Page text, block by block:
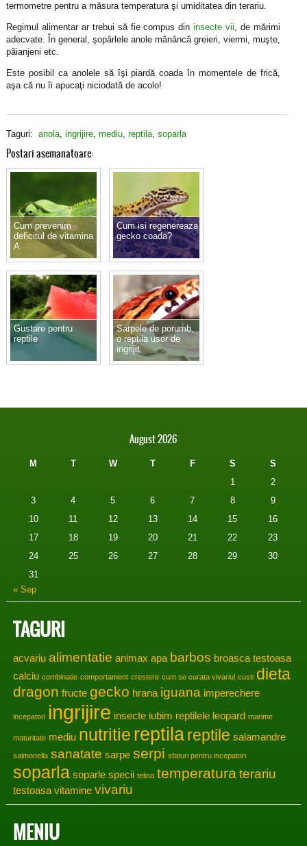
termometre pentru a măsura temperatura şi umiditatea din terariu.
Regimul alimentar ar trebui să fie compus din insecte vii, de mărimi
adecvate. În general, şopârlele anole mănâncă greieri, viermi, muşte,
păianjeni etc.
Este posibil ca anolele să îşi piardă coada în momentele de frică,
aşa că nu îi apucaţi niciodată de acolo!
Taguri: anola, ingrijire, mediu, reptila, soparla
Postari asemanatoare:
Cum prevenim
deficitul de vitamina
A
Cum isi regenereaza
gecko coada?
Gustare pentru
reptile
Sarpele de porumb,
o reptila usor de
ingrijit
August 2026
M T W T F S
S
1
2
3
4 5 6 7 8
9
10
11 12 13 14 15
16
17
18 19 20 21 22
23
24
25 26 27 28 29
30
31
« Sep
TAGURI
acvariu alimentatie animax apa barbos broasca testoasa
calciu combinatie comportament crestere cum se curata vivariul custi dieta
dragon fructe gecko hrana iguana imperechere
incepatori ingrijire insecte iubim reptilele leopard marime
maturitate mediu nutritie reptilareptile salamandre
salmonella sanatate sarpe serpi sfaturi pentru incepatori
soparla soparle specii telina temperaturaterariu
testoasa vitamine vivariu
MENIU